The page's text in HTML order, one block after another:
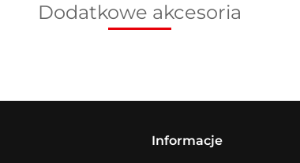
Dodatkowe akcesoria
Informacje